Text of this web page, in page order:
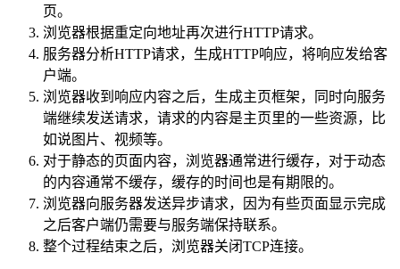
页。
浏览器根据重定向地址再次进行HTTP请求。
服务器分析HTTP请求，生成HTTP响应，将响应发给客
户端。
浏览器收到响应内容之后，生成主页框架，同时向服务
端继续发送请求，请求的内容是主页里的一些资源，比
如说图片、视频等。
对于静态的页面内容，浏览器通常进行缓存，对于动态
的内容通常不缓存，缓存的时间也是有期限的。
浏览器向服务器发送异步请求，因为有些页面显示完成
之后客户端仍需要与服务端保持联系。
整个过程结束之后，浏览器关闭TCP连接。